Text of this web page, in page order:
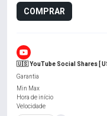
COMPRAR
🇺🇸 YouTube Social Shares [
Garantia
Min Max
Hora de início
Velocidade